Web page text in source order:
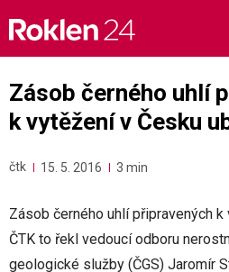
content
Zásob černého uhlí
k vytěžení v Česku
čtk 15. 5. 2016 3 min
Zásob černého uhlí připravených k
ČTK to řekl vedoucí odboru
geologické služby (ČGS) Jaromír